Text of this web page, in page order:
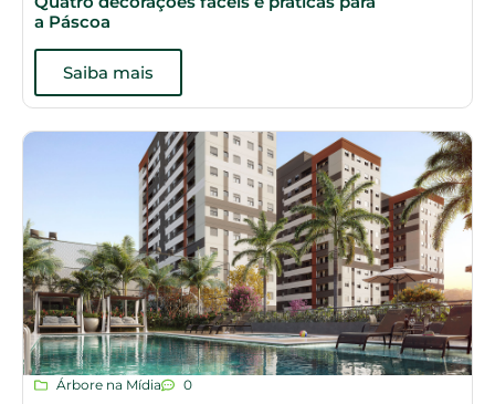
a Páscoa
Saiba mais
Árbore na Mídia 0